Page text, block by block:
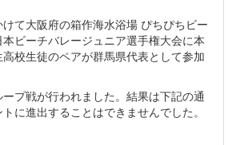
て大阪府の箱作海水浴場 ぴちぴちビー
ビーチバレージュニア選手権大会に本
校生徒のペアが群馬県代表として参加
プ戦が行われました。結果は下記の通
に進出することはできませんでした。